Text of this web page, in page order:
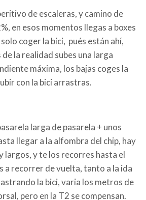
de escaleras, y camino de
en esos momentos llegas a boxes
coger la bici, pués están ahí,
la realidad subes una larga
máxima, los bajas coges la
con la bici arrastras.
larga de pasarela + unos
llegar a la alfombra del chip, hay
largos, y te los recorres hasta el
a recorrer de vuelta, tanto a la ida
la bici, varia los metros de
pero en la T2 se compensan.